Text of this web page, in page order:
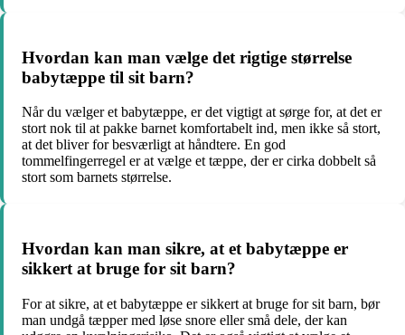
Hvordan kan man vælge det rigtige størrelse
babytæppe til sit barn?
Når du vælger et babytæppe, er det vigtigt at sørge for, at det er
stort nok til at pakke barnet komfortabelt ind, men ikke så stort,
at det bliver for besværligt at håndtere. En god
tommelfingerregel er at vælge et tæppe, der er cirka dobbelt så
stort som barnets størrelse.
Hvordan kan man sikre, at et babytæppe er
sikkert at bruge for sit barn?
For at sikre, at et babytæppe er sikkert at bruge for sit barn, bør
man undgå tæpper med løse snore eller små dele, der kan